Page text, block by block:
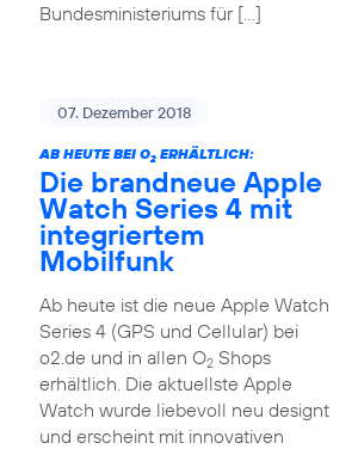
Bundesministeriums für […]
07. Dezember 2018
AB HEUTE BEI O2ERHÄLTLICH:
Die brandneue Apple
Watch Series 4 mit
integriertem
Mobilfunk
Ab heute ist die neue Apple Watch
Series 4 (GPS und Cellular) bei
o2.de und in allen O2Shops
erhältlich. Die aktuellste Apple
Watch wurde liebevoll neu designt
und erscheint mit innovativen